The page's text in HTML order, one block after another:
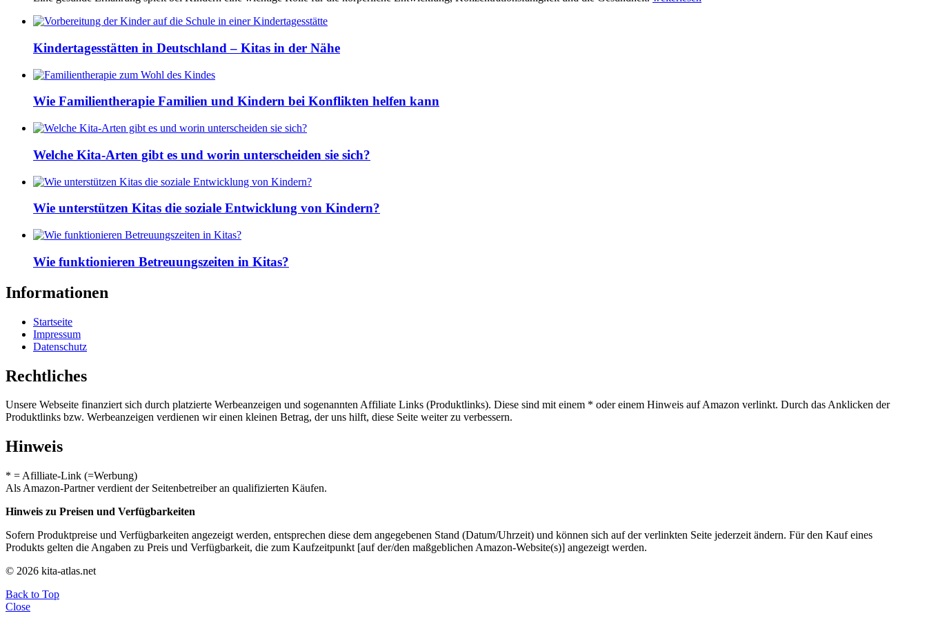
Kindertagesstätten in Deutschland – Kitas in der Nähe
Wie Familientherapie Familien und Kindern bei Konflikten helfen kann
Welche Kita-Arten gibt es und worin unterscheiden sie sich?
Wie unterstützen Kitas die soziale Entwicklung von Kindern?
Wie funktionieren Betreuungszeiten in Kitas?
Informationen
Startseite
Impressum
Datenschutz
Rechtliches
Unsere Webseite finanziert sich durch platzierte Werbeanzeigen und sogenannten Affiliate Links (Produktlinks). Diese sind mit einem * oder einem Hinweis auf Amazon verlinkt. Durch das Anklicken der
Produktlinks bzw. Werbeanzeigen verdienen wir einen kleinen Betrag, der uns hilft, diese Seite weiter zu verbessern.
Hinweis
* = Afilliate-Link (=Werbung)
Als Amazon-Partner verdient der Seitenbetreiber an qualifizierten Käufen.
Hinweis zu Preisen und Verfügbarkeiten
Sofern Produktpreise und Verfügbarkeiten angezeigt werden, entsprechen diese dem angegebenen Stand (Datum/Uhrzeit) und können sich auf der verlinkten Seite jederzeit ändern. Für den Kauf eines
Produkts gelten die Angaben zu Preis und Verfügbarkeit, die zum Kaufzeitpunkt [auf der/den maßgeblichen Amazon-Website(s)] angezeigt werden.
© 2026 kita-atlas.net
Back to Top
Close